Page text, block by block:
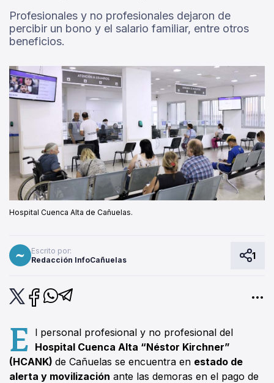
Profesionales y no profesionales dejaron de
percibir un bono y el salario familiar, entre otros
beneficios.
Hospital Cuenca Alta de Cañuelas.
Escrito por:
Redacción InfoCañuelas
1
E l personal profesional y no profesional del
Hospital Cuenca Alta “Néstor Kirchner”
(HCANK) de Cañuelas se encuentra en estado de
alerta y movilización ante las demoras en el pago de